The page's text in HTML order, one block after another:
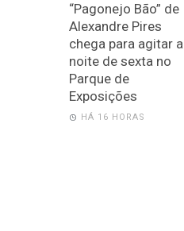
“Pagonejo Bão” de
Alexandre Pires
chega para agitar a
noite de sexta no
Parque de
Exposições
HÁ 16 HORAS